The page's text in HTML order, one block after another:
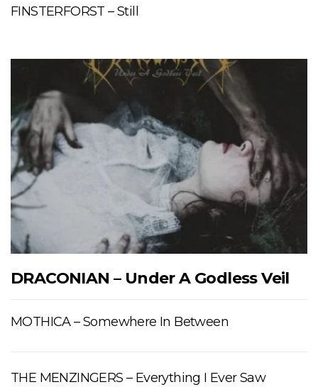
FINSTERFORST – Still
DRACONIAN – Under A Godless Veil
MOTHICA – Somewhere In Between
THE MENZINGERS – Everything I Ever Saw